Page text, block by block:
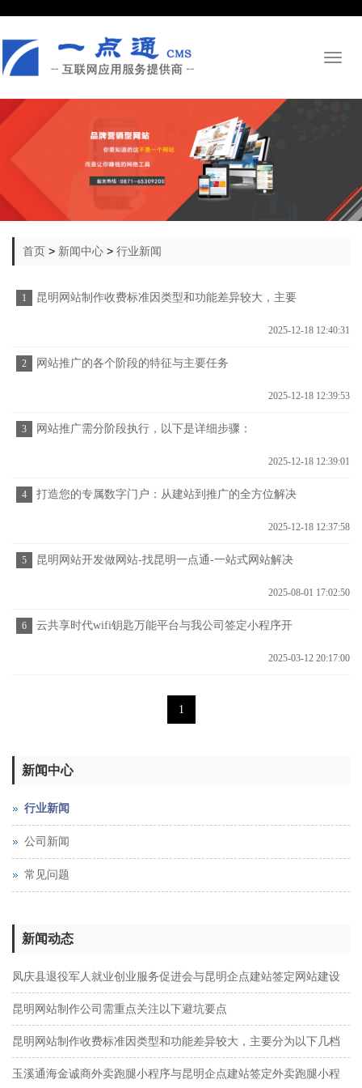
首页 > 新闻中心 > 行业新闻
1 昆明网站制作收费标准因类型和功能差异较大，主要
2025-12-18 12:40:31
2 网站推广的各个阶段的特征与主要任务
2025-12-18 12:39:53
3 网站推广需分阶段执行，以下是详细步骤：
2025-12-18 12:39:01
4 打造您的专属数字门户：从建站到推广的全方位解决
2025-12-18 12:37:58
5 昆明网站开发做网站-找昆明一点通-一站式网站解决
2025-08-01 17:02:50
6 云共享时代wifi钥匙万能平台与我公司签定小程序开
2025-03-12 20:17:00
1
新闻中心
行业新闻
公司新闻
常见问题
新闻动态
凤庆县退役军人就业创业服务促进会与昆明企点建站签定网站建设
及网站维护服务协议
昆明网站制作公司需重点关注以下避坑要点
昆明网站制作收费标准因类型和功能差异较大，主要分为以下几档
玉溪通海金诚商外卖跑腿小程序与昆明企点建站签定外卖跑腿小程